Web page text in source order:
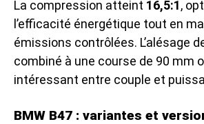
La compression atteint 16,5:1,
l’efficacité énergétique tout en
émissions contrôlées. L’alésage
combiné à une course de 90 mm
intéressant entre couple et
BMW B47 : variantes et